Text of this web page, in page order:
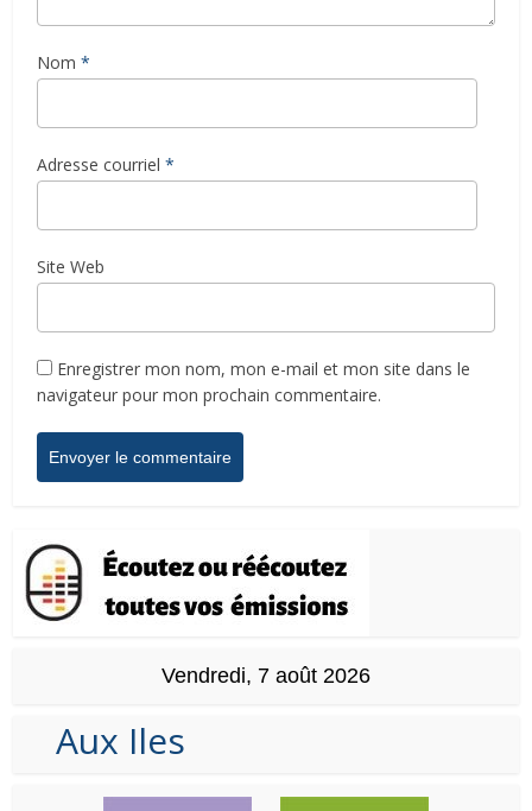
Nom *
Adresse courriel *
Site Web
Enregistrer mon nom, mon e-mail et mon site dans le
navigateur pour mon prochain commentaire.
Vendredi, 7 août 2026
Aux Iles